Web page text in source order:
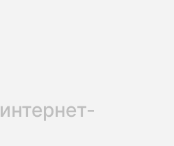
интернет-